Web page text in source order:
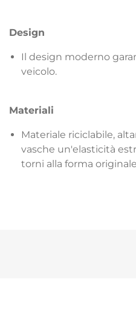
Design
Il design moderno
veicolo.
Materiali
Materiale riciclabile,
vasche un'elasticità
torni alla forma